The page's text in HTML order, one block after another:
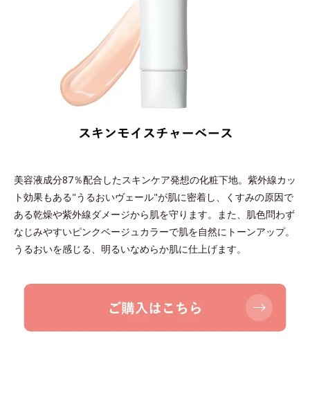
美容液成分87％配合したスキンケア発想の化粧下地。紫外線カッ
ト効果もある"うるおいヴェール"が肌に密着し、くすみの原因で
ある乾燥や紫外線ダメージから肌を守ります。また、肌色問わず
なじみやすいピンクベージュカラーで肌を自然にトーンアップ。
うるおいを感じる、明るいなめらか肌に仕上げます。